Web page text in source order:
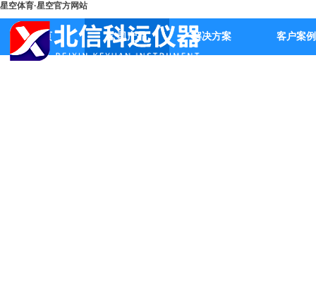
星空体育·星空官方网站
首页 公司产品 解决方案 客户案例